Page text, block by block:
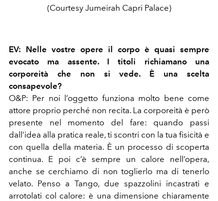
(Courtesy Jumeirah Capri Palace)
EV: Nelle vostre opere il corpo è quasi sempre
evocato ma assente. I titoli richiamano una
corporeità che non si vede. È una scelta
consapevole?
O&P: Per noi l’oggetto funziona molto bene come
attore proprio perché non recita. La corporeità è però
presente nel momento del fare: quando passi
dall’idea alla pratica reale, ti scontri con la tua fisicità e
con quella della materia. È un processo di scoperta
continua. E poi c’è sempre un calore nell’opera,
anche se cerchiamo di non toglierlo ma di tenerlo
velato. Penso a Tango, due spazzolini incastrati e
arrotolati col calore: è una dimensione chiaramente